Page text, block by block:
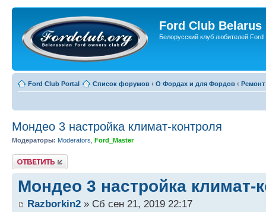
Ford Club Belarus
Белорусский клуб любителей Ford
Ford Club Portal Список форумов ‹ О Фордах и для Фордов ‹
Мондео 3 настройка климат-контроля
Модераторы: Moderators Ford_Master
Ответить
Мондео 3 настройка климат-
Razborkin2 » Сб сен 21, 2019 22:17